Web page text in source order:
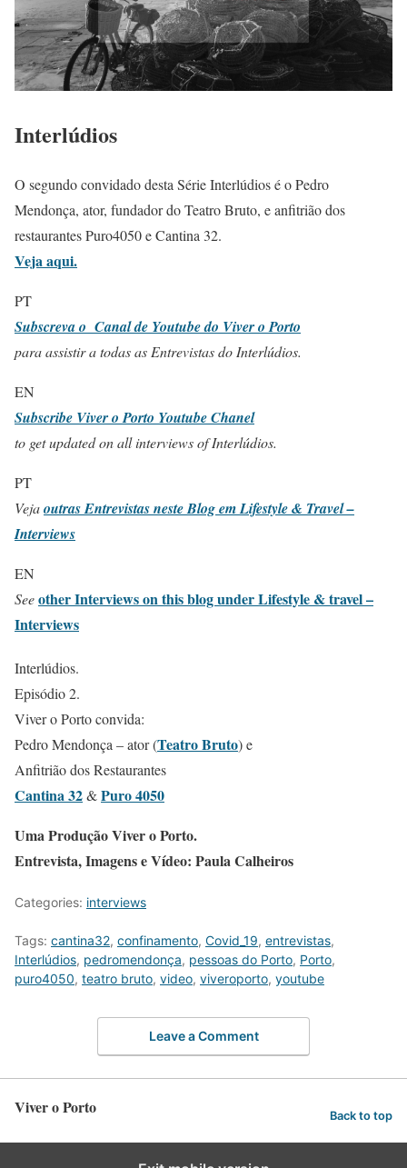
Interlúdios
O segundo convidado desta Série Interlúdios é o Pedro
Mendonça, ator, fundador do Teatro Bruto, e anfitrião dos
restaurantes Puro4050 e Cantina 32.
Veja aqui.
PT
Subscreva o Canal de Youtube do Viver o Porto
para assistir a todas as Entrevistas do Interlúdios.
EN
Subscribe Viver o Porto Youtube Chanel
to get updated on all interviews of Interlúdios.
PT
Vejaoutras Entrevistas neste Blog em Lifestyle & Travel –
Interviews
EN
Seeother Interviews on this blog under Lifestyle & travel –
Interviews
Interlúdios.
Episódio 2.
Viver o Porto convida:
Pedro Mendonça – ator (Teatro Bruto) e
Anfitrião dos Restaurantes
Cantina 32&Puro 4050
Uma Produção Viver o Porto.
Entrevista, Imagens e Vídeo: Paula Calheiros
Categories: interviews
Tags: cantina32, confinamento, Covid_19, entrevistas,
Interlúdios, pedromendonça, pessoas do Porto, Porto,
puro4050, teatro bruto, video, viveroporto, youtube
Leave a Comment
Viver o Porto Back to top